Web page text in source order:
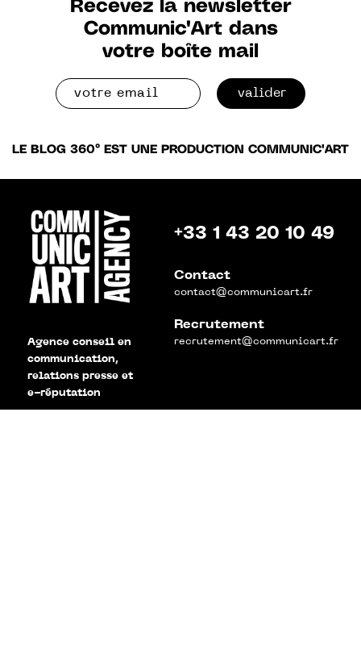
Recevez la newsletter
Communic'Art dans
votre boîte mail
valider
LE BLOG 360° EST UNE PRODUCTION COMMUNIC'ART
Agence conseil en
communication,
relations presse et
e-réputation
+33 1 43 20 10 49
Contact
contact@communicart.fr
Recrutement
recrutement@communicart.fr